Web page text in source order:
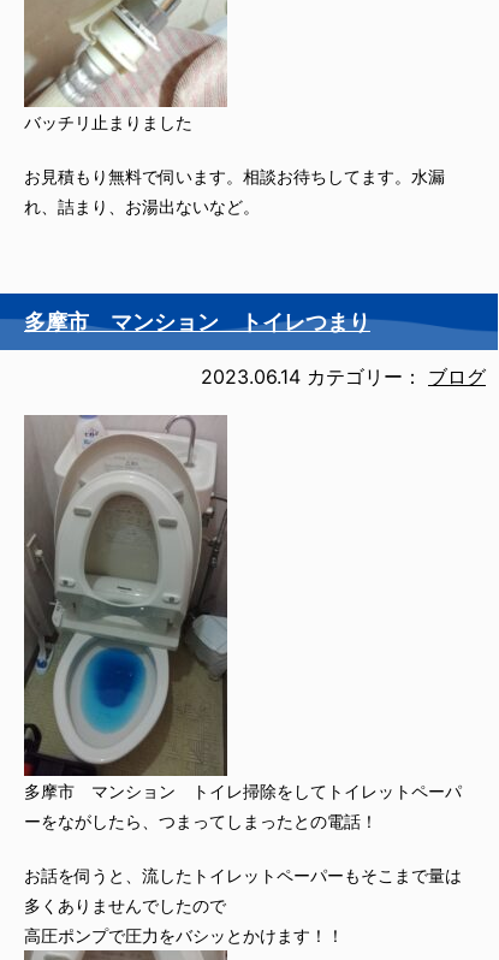
バッチリ止まりました
お見積もり無料で伺います。相談お待ちしてます。水漏
れ、詰まり、お湯出ないなど。
多摩市 マンション トイレつまり
2023.06.14 カテゴリー： ブログ
多摩市 マンション トイレ掃除をしてトイレットペーパ
ーをながしたら、つまってしまったとの電話！
お話を伺うと、流したトイレットペーパーもそこまで量は
多くありませんでしたので
高圧ポンプで圧力をバシッとかけます！！